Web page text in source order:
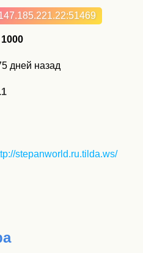
:51469
дней назад
stepanworld.ru.tilda.ws/